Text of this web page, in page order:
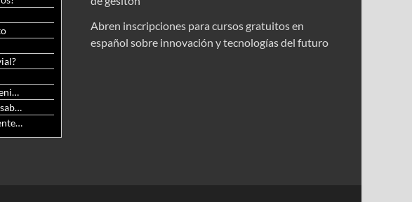
aumentar
o
disminuir
el
volumen.
8. Diego Te lo Explica, una forma entretenida y diferente de aprender matemáticas y ciencias
9. Crédito hipotecario: lo que debemos saber previo a adquirir nuestra vivienda
10. Renuncia silenciosa: ¿qué tan frecuente es?
Abren inscripciones para cursos gratuitos en
español sobre innovación y tecnologías del futuro